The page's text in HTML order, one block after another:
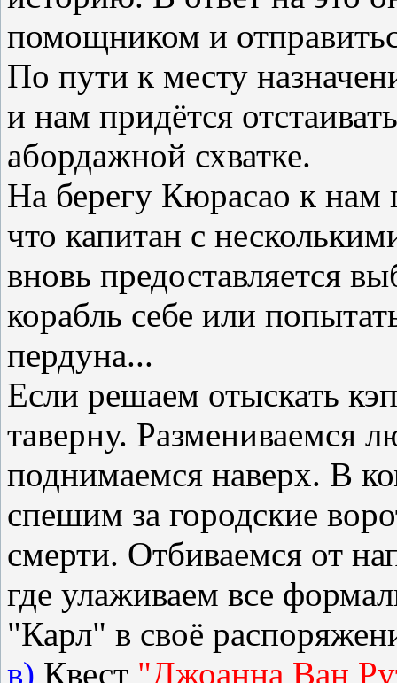
помощником и
По пути к месту
и нам придётся
абордажной схватке.
На берегу Кюрасао к нам
что капитан с
вновь предоставляется
корабль себе или
пердуна...
Если решаем отыскать
таверну. Размениваемся
поднимаемся наверх. В
спешим за городские
смерти. Отбиваемся от
где улаживаем все
"Карл" в своё
в) Квест "Джоанна Ван